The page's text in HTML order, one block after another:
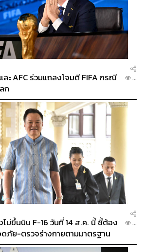
และ AFC ร่วมแถลงโจมตี FIFA กรณี
ก
...
ไม่ขึ้นบิน F-16 วันที่ 14 ส.ค. นี้ ชี้ต้อง
ภัย-ตรวจร่างกายตามมาตรฐาน
...